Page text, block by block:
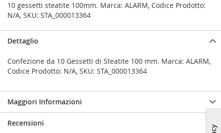
10 gessetti steatite 100mm. Marca: ALARM, Codice Prodotto:
N/A, SKU: STA_000013364
Dettaglio
Confezione da 10 Gessetti di Steatite 100 mm. Marca: ALARM,
Codice Prodotto: N/A, SKU: STA_000013364
Maggiori Informazioni
Recensioni